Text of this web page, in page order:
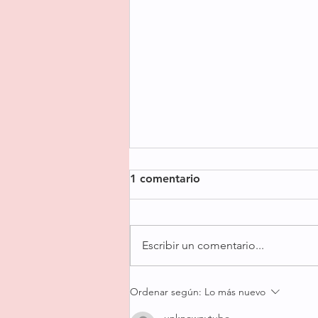
Mi Budín Inglés Increíble (no
1 comentario
Escribir un comentario...
Ordenar según: Lo más nuevo